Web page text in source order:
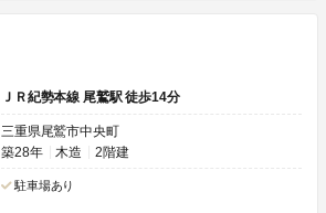
ＪＲ紀勢本線 尾鷲駅 徒歩14分
三重県尾鷲市中央町
築28年
木造 2階建
駐車場あり